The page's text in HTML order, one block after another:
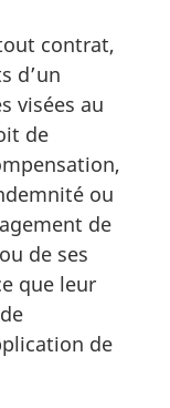
contrat,
d’un
visées au
de
ou
de
de ses
que leur
de